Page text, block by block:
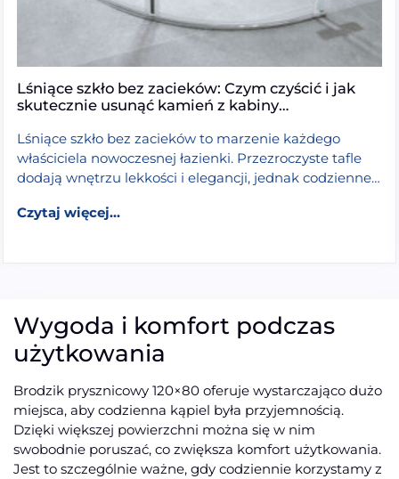
in będzie najlepsza? Wybór szkła, grubości w mm i
Lśniące szkło bez zacieków: Czym czyścić i jak
skutecznie usunąć kamień z kabiny
Lśniące szkło bez zacieków to marzenie każdego
właściciela nowoczesnej łazienki. Przezroczyste tafle
dodają wnętrzu lekkości i elegancji, jednak codzienne
Czytaj dalej >from Lśniące szkło bez zacieków: Czym
Czytaj więcej...
Wygoda i komfort podczas
użytkowania
Brodzik prysznicowy 120×80 oferuje wystarczająco dużo
miejsca, aby codzienna kąpiel była przyjemnością.
Dzięki większej powierzchni można się w nim
swobodnie poruszać, co zwiększa komfort użytkowania.
Jest to szczególnie ważne, gdy codziennie korzystamy z